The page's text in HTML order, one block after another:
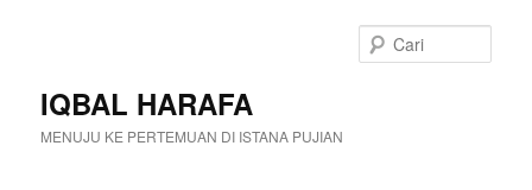
IQBAL HARAFA
MENUJU KE PERTEMUAN DI ISTANA PUJIAN